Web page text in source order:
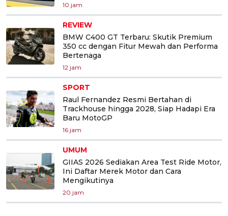
10 jam
REVIEW
BMW C400 GT Terbaru: Skutik Premium
350 cc dengan Fitur Mewah dan Performa
Bertenaga
12 jam
SPORT
Raul Fernandez Resmi Bertahan di
Trackhouse hingga 2028, Siap Hadapi Era
Baru MotoGP
16 jam
UMUM
GIIAS 2026 Sediakan Area Test Ride Motor,
Ini Daftar Merek Motor dan Cara
Mengikutinya
20 jam